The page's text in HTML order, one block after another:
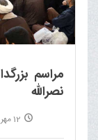
مراسم
نصرالله
12 مهر 1403